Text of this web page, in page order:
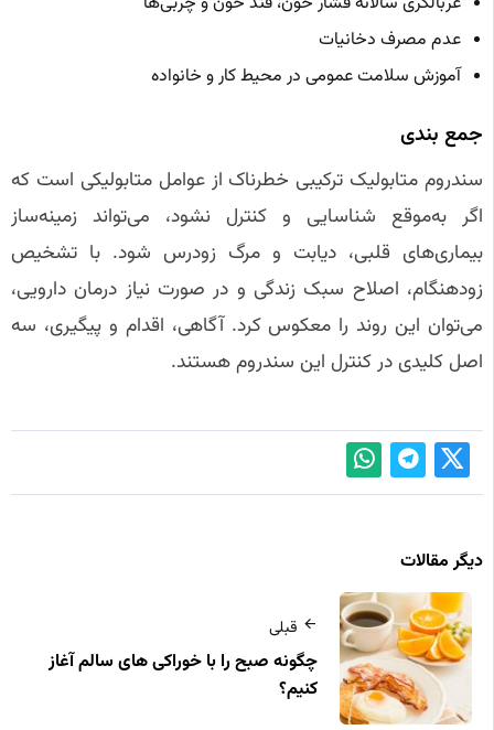
عدم مصرف دخانیات
آموزش سلامت عمومی در محیط کار و خانواده
جمع‌ بندی
سندروم متابولیک ترکیبی خطرناک از عوامل متابولیکی است که
اگر به‌موقع شناسایی و کنترل نشود، می‌تواند زمینه‌ساز
بیماری‌های قلبی، دیابت و مرگ زودرس شود. با تشخیص
زودهنگام، اصلاح سبک زندگی و در صورت نیاز درمان دارویی،
می‌توان این روند را معکوس کرد. آگاهی، اقدام و پیگیری، سه
اصل کلیدی در کنترل این سندروم هستند.
دیگر مقالات
قبلی
چگونه صبح را با خوراکی‌ های سالم آغاز
کنیم؟